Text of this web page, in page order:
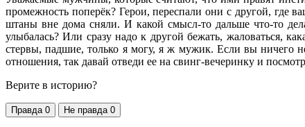
промежность поперёк? Герои, переспали они с другой, где
штаны вне дома сняли. И какой смысл-то дальше что-то
улыбалась? Или сразу надо к другой бежать, жаловаться,
стервы, падшие, только я могу, я ж мужик. Если вы ничего
отношения, так давай отведи ее на свинг-вечеринку и
Верите в историю?
Правда 0 Не правда 0